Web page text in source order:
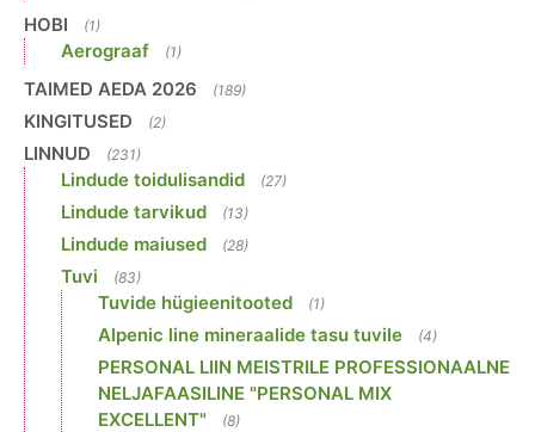
HOBI (1)
Aerograaf (1)
TAIMED AEDA 2026 (189)
KINGITUSED (2)
LINNUD (231)
Lindude toidulisandid (27)
Lindude tarvikud (13)
Lindude maiused (28)
Tuvi (83)
Tuvide hügieenitooted (1)
Alpenic line mineraalide tasu tuvile (4)
PERSONAL LIIN MEISTRILE PROFESSIONAALNE
NELJAFAASILINE "PERSONAL MIX
EXCELLENT"
(8)